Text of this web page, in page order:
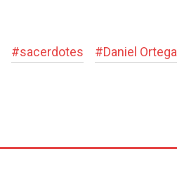
#sacerdotes #Daniel Ortega